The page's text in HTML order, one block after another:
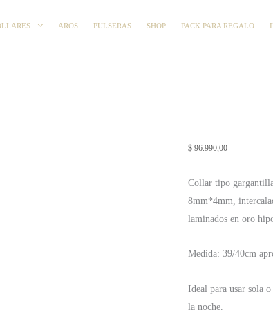
AROS PULSERAS SHOP PACK PARA REGALO
$ 96.990,00
Collar tipo
8mm*4mm,
laminados en oro
Medida: 39/40cm
Ideal para usar sola
la noche.